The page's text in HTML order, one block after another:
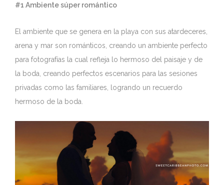
#1 Ambiente súper romántico
El ambiente que se genera en la playa con sus atardeceres,
arena y mar son románticos, creando un ambiente perfecto
para fotografías la cual refleja lo hermoso del paisaje y de
la boda, creando perfectos escenarios para las sesiones
privadas como las familiares, logrando un recuerdo
hermoso de la boda.